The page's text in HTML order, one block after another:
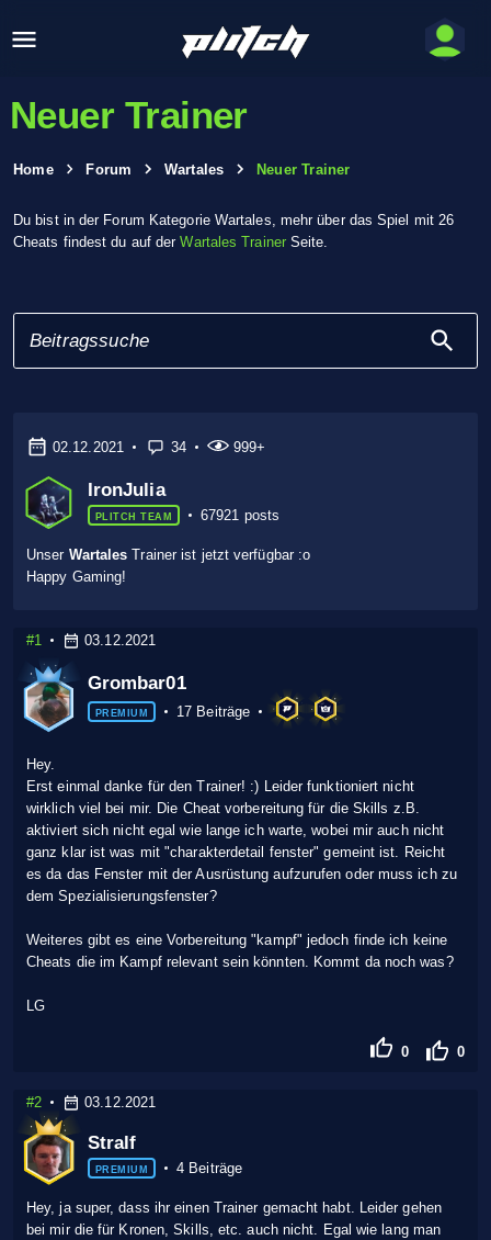
Neuer Trainer
Home Forum Wartales Neuer Trainer
Du bist in der Forum Kategorie Wartales, mehr über das Spiel mit 26
Cheats findest du auf derWartales TrainerSeite.
02.12.2021 34 999+
IronJulia
PLITCH TEAM 67921 posts
Unser WartalesTrainer ist jetzt verfügbar :o
Happy Gaming!
#1 03.12.2021
Grombar01
PREMIUM 17 Beiträge
Hey.
Erst einmal danke für den Trainer! :) Leider funktioniert nicht
wirklich viel bei mir. Die Cheat vorbereitung für die Skills z.B.
aktiviert sich nicht egal wie lange ich warte, wobei mir auch nicht
ganz klar ist was mit "charakterdetail fenster" gemeint ist. Reicht
es da das Fenster mit der Ausrüstung aufzurufen oder muss ich zu
dem Spezialisierungsfenster?
Weiteres gibt es eine Vorbereitung "kampf" jedoch finde ich keine
Cheats die im Kampf relevant sein könnten. Kommt da noch was?
LG
0 0
#2 03.12.2021
Stralf
PREMIUM 4 Beiträge
Hey, ja super, dass ihr einen Trainer gemacht habt. Leider gehen
bei mir die für Kronen, Skills, etc. auch nicht. Egal wie lang man